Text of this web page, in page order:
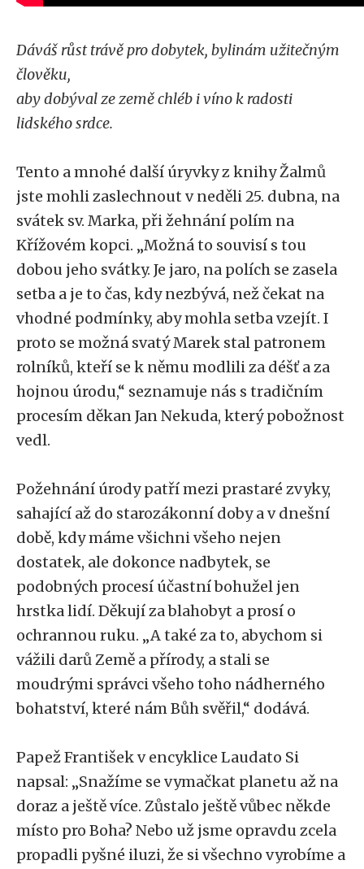
Dáváš růst trávě pro dobytek, bylinám užitečným
člověku,
aby dobýval ze země chléb i víno k radosti
lidského srdce.
Tento a mnohé další úryvky z knihy Žalmů
jste mohli zaslechnout v neděli 25. dubna, na
svátek sv. Marka, při žehnání polím na
Křížovém kopci. „Možná to souvisí s tou
dobou jeho svátky. Je jaro, na polích se zasela
setba a je to čas, kdy nezbývá, než čekat na
vhodné podmínky, aby mohla setba vzejít. I
proto se možná svatý Marek stal patronem
rolníků, kteří se k němu modlili za déšť a za
hojnou úrodu,“ seznamuje nás s tradičním
procesím děkan Jan Nekuda, který pobožnost
vedl.
Požehnání úrody patří mezi prastaré zvyky,
sahající až do starozákonní doby a v dnešní
době, kdy máme všichni všeho nejen
dostatek, ale dokonce nadbytek, se
podobných procesí účastní bohužel jen
hrstka lidí. Děkují za blahobyt a prosí o
ochrannou ruku. „A také za to, abychom si
vážili darů Země a přírody, a stali se
moudrými správci všeho toho nádherného
bohatství, které nám Bůh svěřil,“ dodává.
Papež František v encyklice Laudato Si
napsal: „Snažíme se vymačkat planetu až na
doraz a ještě více. Zůstalo ještě vůbec někde
místo pro Boha? Nebo už jsme opravdu zcela
propadli pyšné iluzi, že si všechno vyrobíme a